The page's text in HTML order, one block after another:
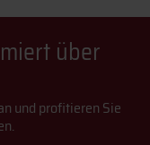
über
und profitieren Sie